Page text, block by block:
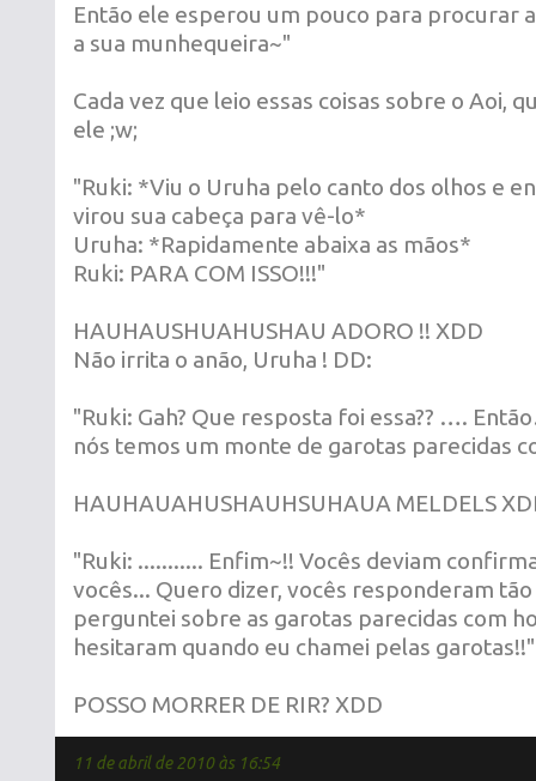
Então ele esperou um pouco para procurar
a sua munhequeira~"
Cada vez que leio essas coisas sobre o Aoi,
ele ;w;
"Ruki: *Viu o Uruha pelo canto dos olhos e
virou sua cabeça para vê-lo*
Uruha: *Rapidamente abaixa as mãos*
Ruki: PARA COM ISSO!!!"
HAUHAUSHUAHUSHAU ADORO !! XDD
Não irrita o anão, Uruha ! DD:
"Ruki: Gah? Que resposta foi essa?? ….
nós temos um monte de garotas parecidas
HAUHAUAHUSHAUHSUHAUA MELDELS
"Ruki: ........... Enfim~!! Vocês deviam
vocês... Quero dizer, vocês responderam
perguntei sobre as garotas parecidas com
hesitaram quando eu chamei pelas garotas!!"
POSSO MORRER DE RIR? XDD
11 de abril de 2010 às 16:54